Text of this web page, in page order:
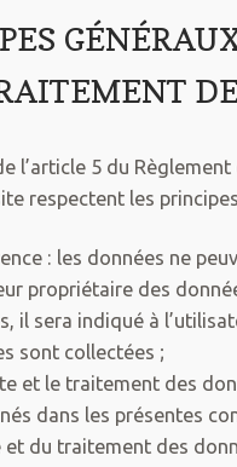
l’article 5 du
respectent les
: les données ne
propriétaire des
il sera indiqué à
sont collectées ;
et le traitement des
dans les présentes
du traitement des